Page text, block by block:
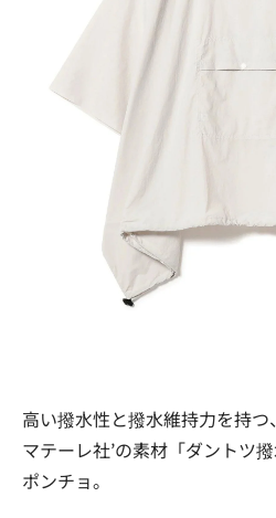
高い撥水性と撥水維持力を持
マテーレ社’の素材「ダントツ
ポンチョ。